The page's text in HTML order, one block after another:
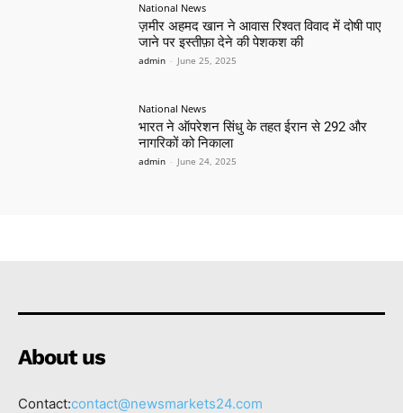
National News
ज़मीर अहमद खान ने आवास रिश्वत विवाद में दोषी पाए
जाने पर इस्तीफ़ा देने की पेशकश की
admin - June 25, 2025
National News
भारत ने ऑपरेशन सिंधु के तहत ईरान से 292 और
नागरिकों को निकाला
admin - June 24, 2025
About us
Contact:contact@newsmarkets24.com